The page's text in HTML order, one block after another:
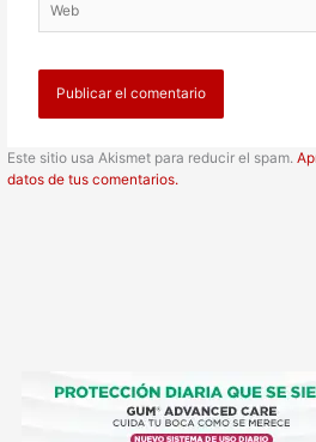
Este sitio usa Akismet para reducir el spam.
datos de tus comentarios.